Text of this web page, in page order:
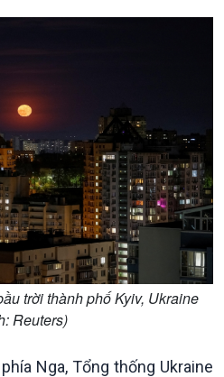
Nông nghiệp & Biển đảo
Tin Nông nghiệp & Biển
đảo
Mùa vàng
Biển đảo Việt Nam
Tâm tình biên giới và hải
đảo
Tìm hiểu biển, đảo Việt
Nam
trời thành phố Kyiv, Ukraine
Reuters)
Nga, Tổng thống Ukraine